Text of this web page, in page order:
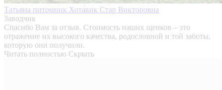
Татьяна питомник Хота́вик Стар Викторовна
Заводчик
Спасибо Вам за отзыв. Стоимость наших щенков – это
отражение их высокого качества, родословной и той заботы,
которую они получили.
Читать полностью Скрыть